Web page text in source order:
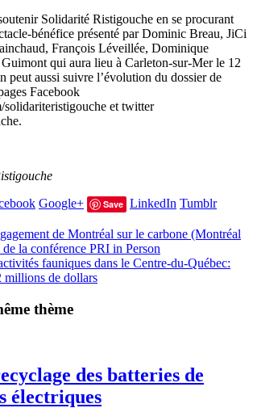
Solidarité Ristigouche en se procurant
bénéfice présenté par Dominic Breau, JiCi
François Léveillée, Dominique
qui aura lieu à Carleton-sur-Mer le 12
peut aussi suivre l’évolution du dossier de
Facebook
et twitter
Google+ Save LinkedIn Tumblr
de Montréal sur le carbone (Montréal
la conférence PRI in Person
fauniques dans le Centre-du-Québec:
millions de dollars
thème
des batteries de
électriques